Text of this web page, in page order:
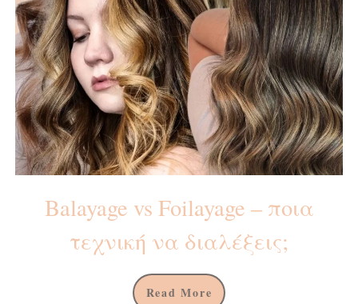
Balayage vs Foilayage – ποια
τεχνική να διαλέξεις;
Read More